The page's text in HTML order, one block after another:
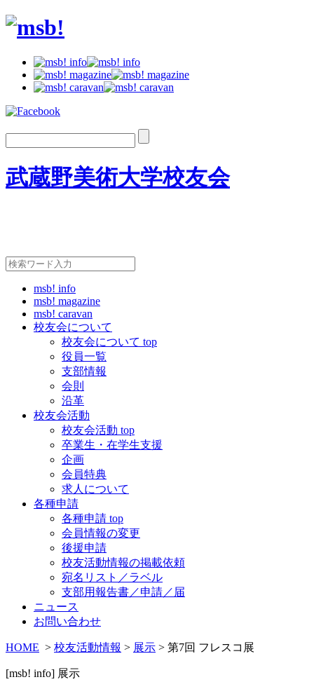
武蔵野美術大学校友会
msb! info
msb! magazine
msb! caravan
校友会について
校友会について top
役員一覧
支部情報
会則
沿革
校友会活動
校友会活動 top
卒業生・在学生支援
企画
会員特典
求人について
各種申請
各種申請 top
会員情報の変更
後援申請
校友活動情報の掲載依頼
宛名リスト／ラベル
支部用報告書／申請／届
ニュース
お問い合わせ
HOME > 校友活動情報 > 展示 > 第7回 フレスコ展
[msb! info] 展示